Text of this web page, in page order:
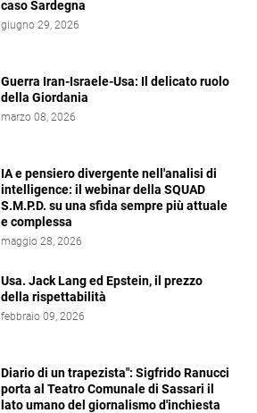
caso Sardegna
giugno 29, 2026
Guerra Iran-Israele-Usa: Il delicato ruolo
della Giordania
marzo 08, 2026
IA e pensiero divergente nell'analisi di
intelligence: il webinar della SQUAD
S.M.P.D. su una sfida sempre più attuale
e complessa
maggio 28, 2026
Usa. Jack Lang ed Epstein, il prezzo
della rispettabilità
febbraio 09, 2026
Diario di un trapezista": Sigfrido Ranucci
porta al Teatro Comunale di Sassari il
lato umano del giornalismo d'inchiesta